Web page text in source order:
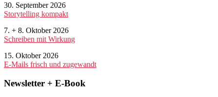
30. September 2026
Storytelling kompakt
7. + 8. Oktober 2026
Schreiben mit Wirkung
15. Oktober 2026
E-Mails frisch und zugewandt
Newsletter + E-Book